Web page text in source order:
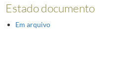
Estado documento
Em arquivo